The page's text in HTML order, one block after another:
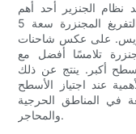
نظام الجنزير أحد أهم
العوامل التي يجب مراعاتها في شاحنات التفريغ المجنزرة سعة 5
على عكس شاحنات
تلامسًا أفضل مع
أكبر. ينتج عن ذلك
عند اجتياز الأسطح
في المناطق الحرجية
والمحاجر.